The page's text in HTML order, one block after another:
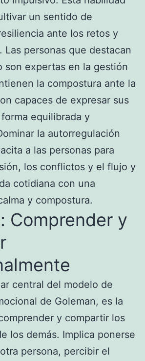
un sentido de
ante los retos y
Las personas que destacan
son expertas en la gestión
la compostura ante la
capaces de expresar sus
equilibrada y
la autorregulación
a las personas para
los conflictos y el flujo y
cotidiana con una
y compostura.
Comprender y
central del modelo de
de Goleman, es la
y compartir los
los demás. Implica ponerse
persona, percibir el